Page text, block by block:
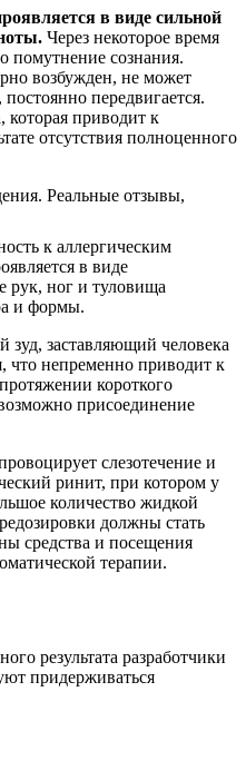
в виде сильной
Через некоторое время
помутнение сознания.
возбужден, не может
передвигается.
которая приводит к
отсутствия полноценного
к аллергическим
в виде
рук, ног и туловища
и формы.
заставляющий человека
что непременно приводит к
короткого
присоединение
слезотечение и
ринит, при котором у
количество жидкой
должны стать
средства и посещения
терапии.
результата разработчики
придерживаться